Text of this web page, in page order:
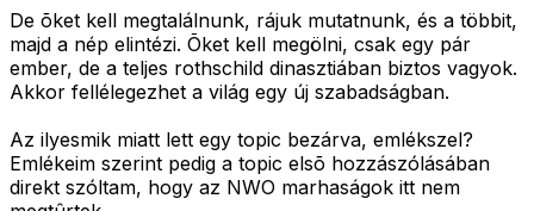
De õket kell megtalálnunk, rájuk mutatnunk, és a többit,
majd a nép elintézi. Õket kell megölni, csak egy pár
ember, de a teljes rothschild dinasztiában biztos vagyok.
Akkor fellélegezhet a világ egy új szabadságban.
Az ilyesmik miatt lett egy topic bezárva, emlékszel?
Emlékeim szerint pedig a topic elsõ hozzászólásában
direkt szóltam, hogy az NWO marhaságok itt nem